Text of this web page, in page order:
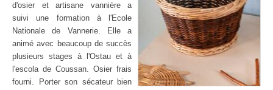
d'osier et artisane vannière a
suivi une formation à l'Ecole
Nationale de Vannerie. Elle a
animé avec beaucoup de succès
plusieurs stages à l'Ostau et à
l'escola de Coussan. Osier frais
fourni. Porter son sécateur bien